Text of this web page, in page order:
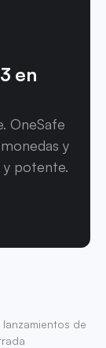
en
OneSafe
y
y potente.
de